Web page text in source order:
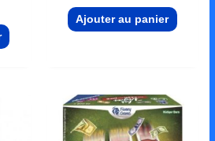
Ajouter au panier